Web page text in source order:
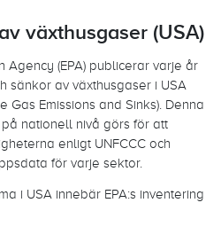
växthusgaser (USA)
Agency (EPA) publicerar varje år
sänkor av växthusgaser i USA
Gas Emissions and Sinks). Denna
nationell nivå görs för att
enligt UNFCCC och
för varje sektor.
i USA innebär EPA:s inventering